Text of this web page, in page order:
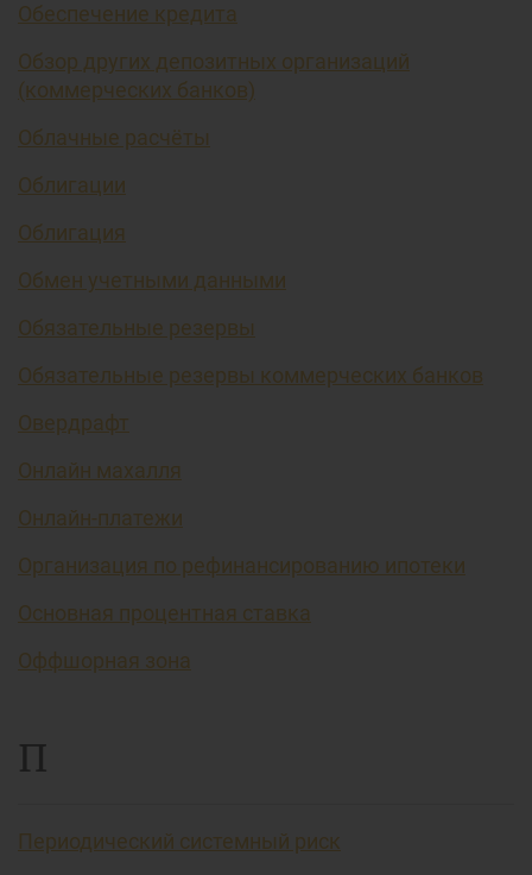
Обеспечение кредита
Обзор других депозитных организаций
(коммерческих банков)
Облачные расчёты
Облигации
Облигация
Обмен учетными данными
Обязательные резервы
Обязательные резервы коммерческих банков
Овердрафт
Онлайн махалля
Онлайн-платежи
Организация по рефинансированию ипотеки
Основная процентная ставка
Оффшорная зона
П
Периодический системный риск